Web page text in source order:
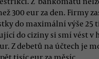
300 eur za den. Firmy
do maximální výše 25
do ciziny si smí vést v
Z debetů na účtech je
tisíc eur za měsíc.